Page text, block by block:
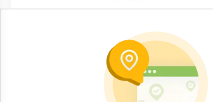
Pierna de cerdo sin piel y sin